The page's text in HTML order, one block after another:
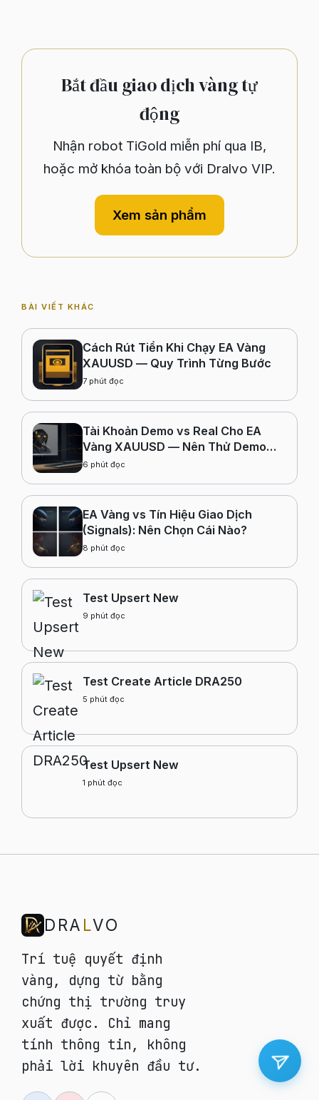
Bắt đầu giao dịch vàng tự
động
Nhận robot TiGold miễn phí qua IB,
hoặc mở khóa toàn bộ với Dralvo VIP.
Xem sản phẩm
BÀI VIẾT KHÁC
Cách Rút Tiền Khi Chạy EA Vàng
XAUUSD — Quy Trình Từng Bước
7 phút đọc
Tài Khoản Demo vs Real Cho EA
Vàng XAUUSD — Nên Thử Demo
Trước Khi Nạp Tiền Không?
6 phút đọc
EA Vàng vs Tín Hiệu Giao Dịch
(Signals): Nên Chọn Cái Nào?
8 phút đọc
Test Upsert New
9 phút đọc
Test Create Article DRA250
5 phút đọc
Test Upsert New
1 phút đọc
DRA LVO
Trí tuệ quyết định
vàng, dựng từ bằng
chứng thị trường truy
xuất được. Chỉ mang
tính thông tin, không
phải lời khuyên đầu tư.